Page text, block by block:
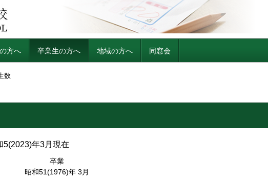
方へ 卒業生の方へ 地域の方へ 同窓会
数
5(2023)年3月現在
卒業
昭和51(1976)年 3月